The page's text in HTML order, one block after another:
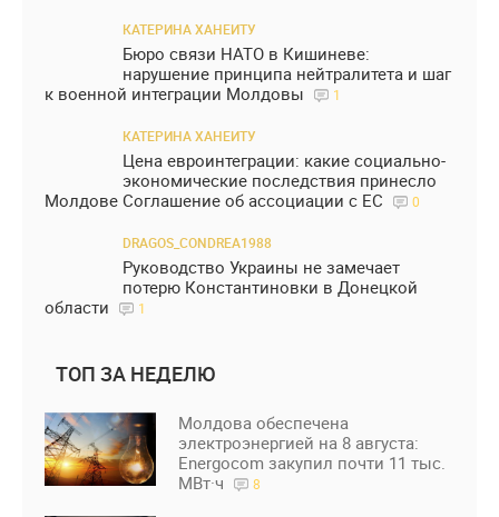
КАТЕРИНА ХАНЕИТУ
Бюро связи НАТО в Кишиневе:
нарушение принципа нейтралитета и шаг
к военной интеграции Молдовы
1
КАТЕРИНА ХАНЕИТУ
Цена евроинтеграции: какие социально-
экономические последствия принесло
Молдове Соглашение об ассоциации с ЕС
0
DRAGOS_CONDREA1988
Руководство Украины не замечает
потерю Константиновки в Донецкой
области
1
ТОП ЗА НЕДЕЛЮ
Молдова обеспечена
электроэнергией на 8 августа:
Energocom закупил почти 11 тыс.
МВт·ч
8